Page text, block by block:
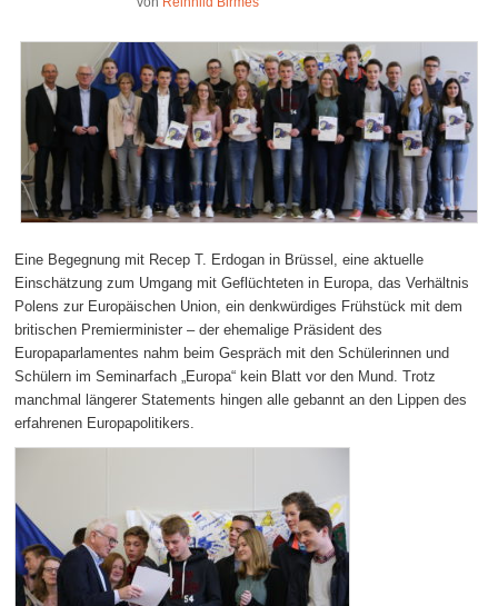
Eine Begegnung mit Recep T. Erdogan in Brüssel, eine aktuelle
Einschätzung zum Umgang mit Geflüchteten in Europa, das Verhältnis
Polens zur Europäischen Union, ein denkwürdiges Frühstück mit dem
britischen Premierminister – der ehemalige Präsident des
Europaparlamentes nahm beim Gespräch mit den Schülerinnen und
Schülern im Seminarfach „Europa“ kein Blatt vor den Mund. Trotz
manchmal längerer Statements hingen alle gebannt an den Lippen des
erfahrenen Europapolitikers.